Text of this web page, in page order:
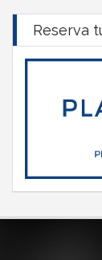
Reserva